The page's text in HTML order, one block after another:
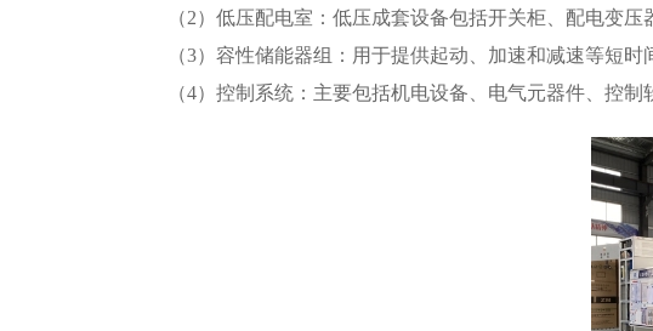
（2）低压配电室：低压成套设备包括开关柜、配电变压
（3）容性储能器组：用于提供起动、加速和减速等短时
（4）控制系统：主要包括机电设备、电气元器件、控制